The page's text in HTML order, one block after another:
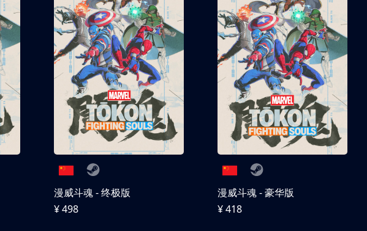
漫威斗魂 - 终极版
¥ 498
漫威斗魂 - 豪华版
¥ 418